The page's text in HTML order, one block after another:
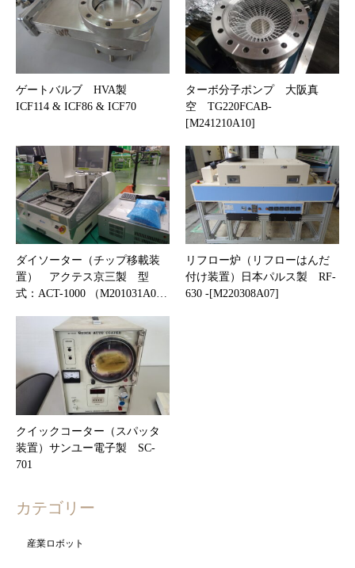
ゲートバルブ HVA製
ICF114 & ICF86 & ICF70
ターボ分子ポンプ 大阪真
空 TG220FCAB-
[M241210A10]
ダイソーター（チップ移載装
置） アクテス京三製 型
式：ACT-1000 （M201031A0…
リフロー炉（リフローはんだ
付け装置）日本パルス製 RF-
630 -[M220308A07]
クイックコーター（スパッタ
装置）サンユー電子製 SC-
701
カテゴリー
産業ロボット